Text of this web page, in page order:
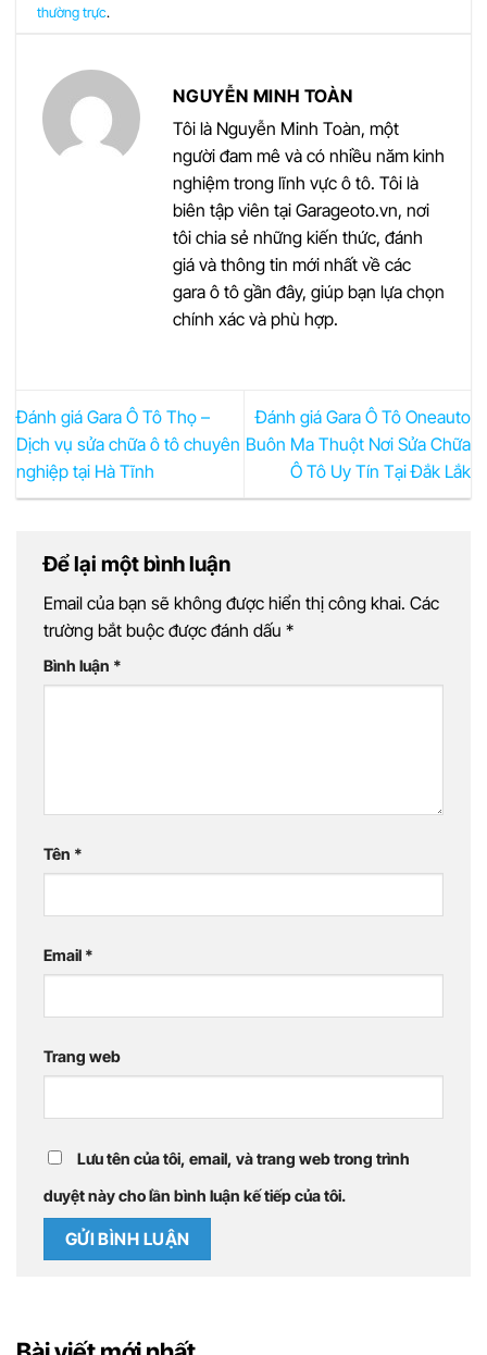
thường trực.
NGUYỄN MINH TOÀN
Tôi là Nguyễn Minh Toàn, một
người đam mê và có nhiều năm kinh
nghiệm trong lĩnh vực ô tô. Tôi là
biên tập viên tại Garageoto.vn, nơi
tôi chia sẻ những kiến thức, đánh
giá và thông tin mới nhất về các
gara ô tô gần đây, giúp bạn lựa chọn
chính xác và phù hợp.
Đánh giá Gara Ô Tô Thọ –
Dịch vụ sửa chữa ô tô chuyên
nghiệp tại Hà Tĩnh
Đánh giá Gara Ô Tô Oneauto
Buôn Ma Thuột Nơi Sửa Chữa
Ô Tô Uy Tín Tại Đắk Lắk
Để lại một bình luận
Email của bạn sẽ không được hiển thị công khai. Các
trường bắt buộc được đánh dấu *
Bình luận *
Tên *
Email *
Trang web
Lưu tên của tôi, email, và trang web trong trình
duyệt này cho lần bình luận kế tiếp của tôi.